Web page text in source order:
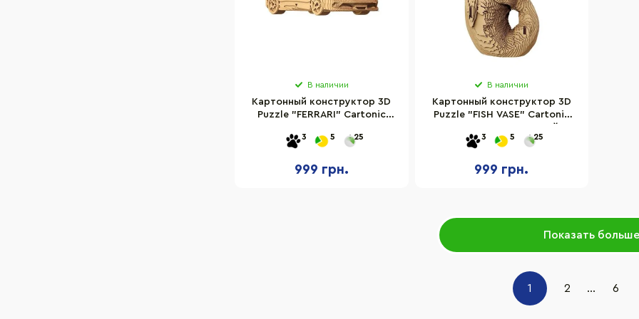
В наличии
Картонный конструктор 3D
Puzzle "FERRARI" Cartonic
3 5 25
999 грн.
В наличии
Картонный конструктор 3D
Puzzle "FISH VASE" Cartonic
3 5 25
999 грн.
Показать больше
1 2 ... 6